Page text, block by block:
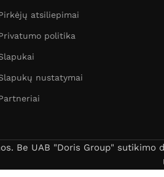
atsiliepimai
politika
nustatymai
Be UAB "Doris Group"